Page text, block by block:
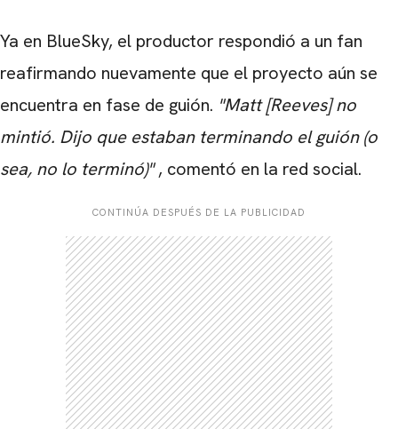
Ya en BlueSky, el productor respondió a un fan
reafirmando nuevamente que el proyecto aún se
encuentra en fase de guión. "Matt [Reeves] no
mintió. Dijo que estaban terminando el guión (o
sea, no lo terminó)", comentó en la red social.
CONTINÚA DESPUÉS DE LA PUBLICIDAD